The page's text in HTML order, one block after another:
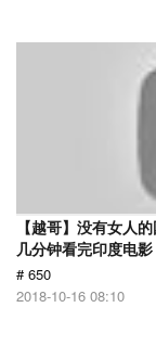
【越哥】没有女人
几分钟看完印度电
# 650
2018-10-16 08:10